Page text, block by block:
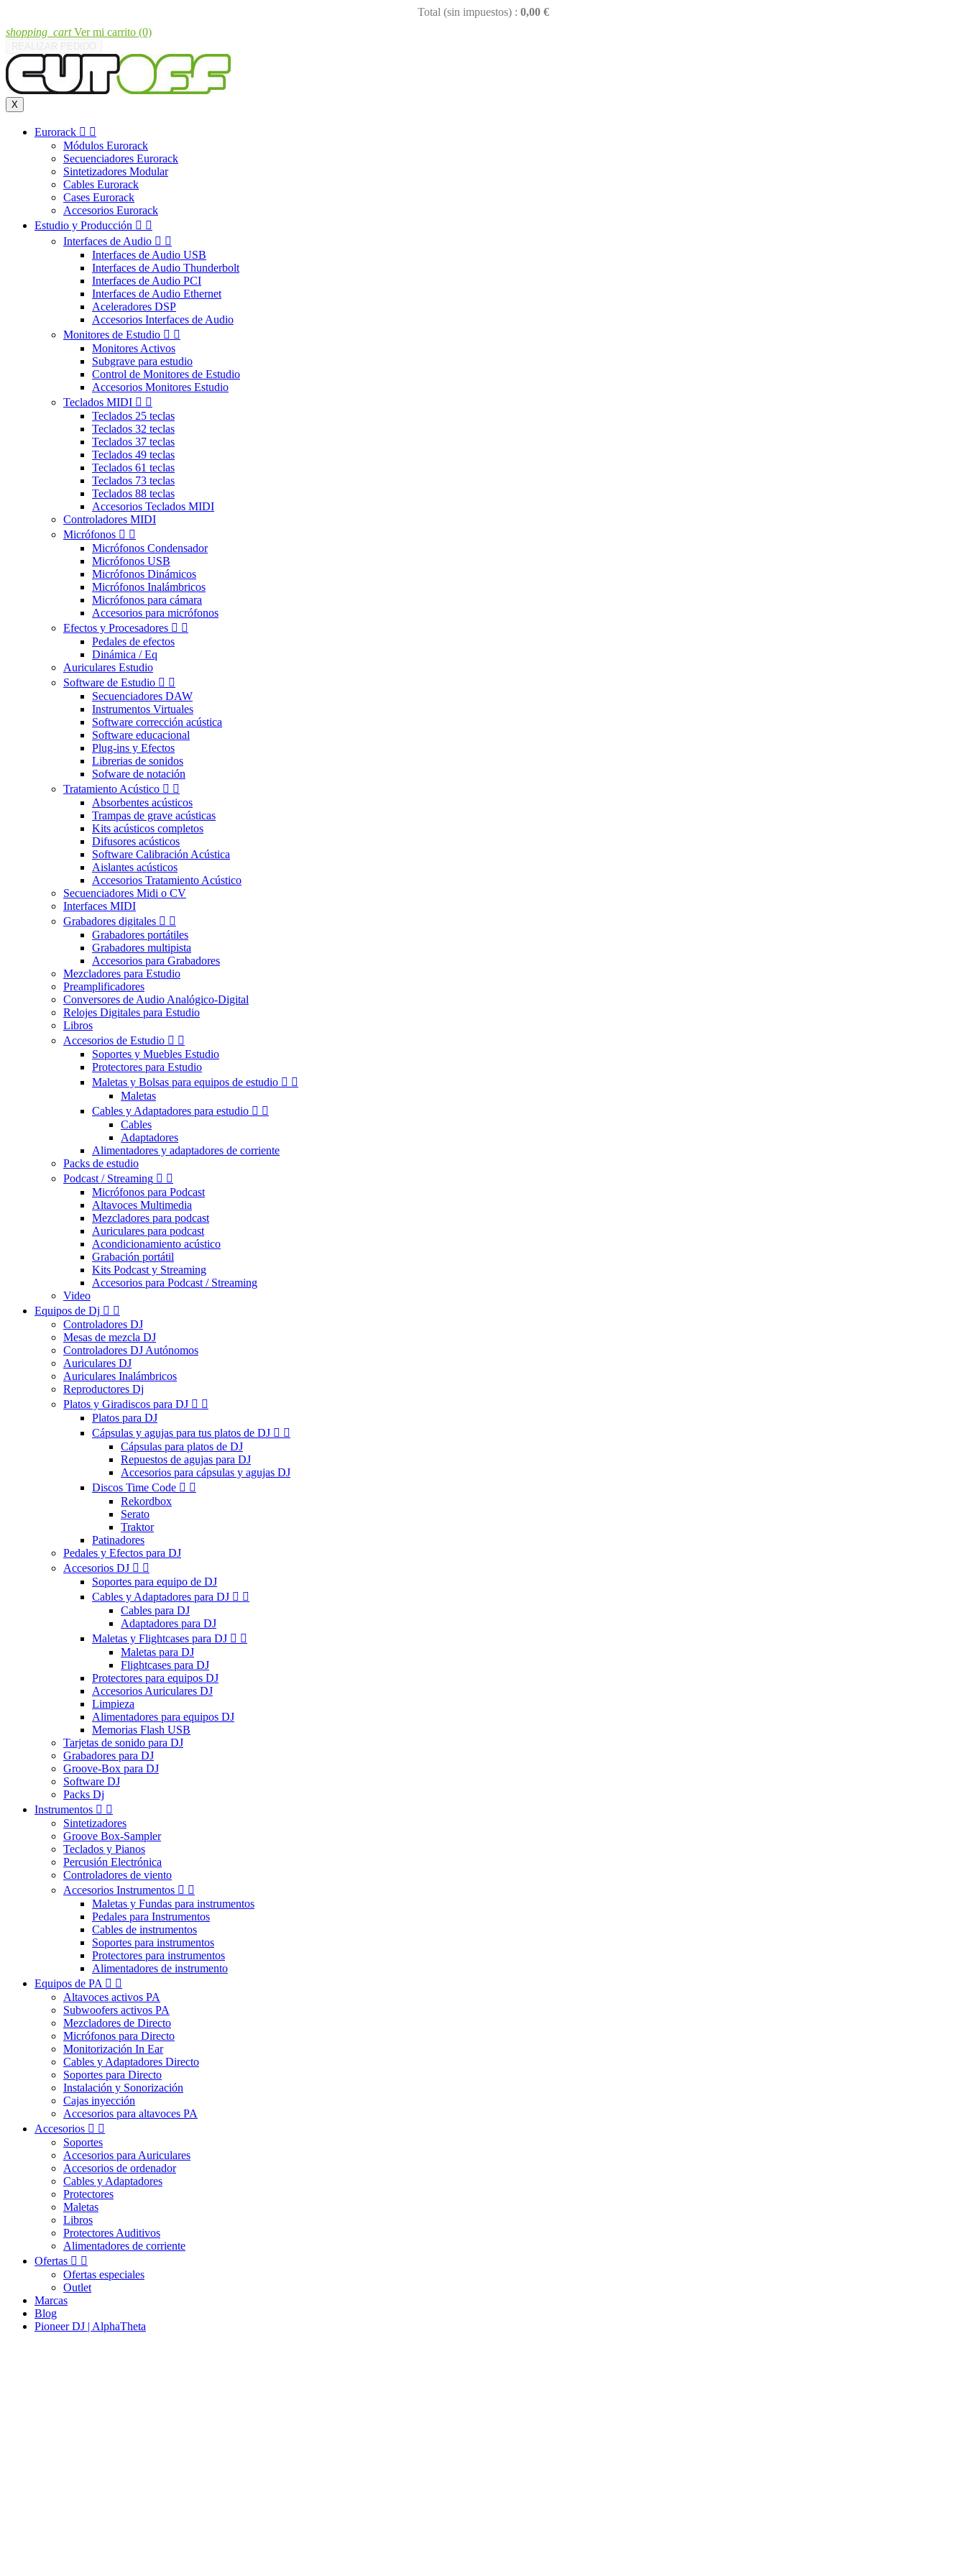
Total (sin impuestos) : 0,00 €
shopping_cart Ver mi carrito (0)
X
Eurorack  
Módulos Eurorack
Secuenciadores Eurorack
Sintetizadores Modular
Cables Eurorack
Cases Eurorack
Accesorios Eurorack
Estudio y Producción  
Interfaces de Audio  
Interfaces de Audio USB
Interfaces de Audio Thunderbolt
Interfaces de Audio PCI
Interfaces de Audio Ethernet
Aceleradores DSP
Accesorios Interfaces de Audio
Monitores de Estudio  
Monitores Activos
Subgrave para estudio
Control de Monitores de Estudio
Accesorios Monitores Estudio
Teclados MIDI  
Teclados 25 teclas
Teclados 32 teclas
Teclados 37 teclas
Teclados 49 teclas
Teclados 61 teclas
Teclados 73 teclas
Teclados 88 teclas
Accesorios Teclados MIDI
Controladores MIDI
Micrófonos  
Micrófonos Condensador
Micrófonos USB
Micrófonos Dinámicos
Micrófonos Inalámbricos
Micrófonos para cámara
Accesorios para micrófonos
Efectos y Procesadores  
Pedales de efectos
Dinámica / Eq
Auriculares Estudio
Software de Estudio  
Secuenciadores DAW
Instrumentos Virtuales
Software corrección acústica
Software educacional
Plug-ins y Efectos
Librerias de sonidos
Sofware de notación
Tratamiento Acústico  
Absorbentes acústicos
Trampas de grave acústicas
Kits acústicos completos
Difusores acústicos
Software Calibración Acústica
Aislantes acústicos
Accesorios Tratamiento Acústico
Secuenciadores Midi o CV
Interfaces MIDI
Grabadores digitales  
Grabadores portátiles
Grabadores multipista
Accesorios para Grabadores
Mezcladores para Estudio
Preamplificadores
Conversores de Audio Analógico-Digital
Relojes Digitales para Estudio
Libros
Accesorios de Estudio  
Soportes y Muebles Estudio
Protectores para Estudio
Maletas y Bolsas para equipos de estudio  
Maletas
Cables y Adaptadores para estudio  
Cables
Adaptadores
Alimentadores y adaptadores de corriente
Packs de estudio
Podcast / Streaming  
Micrófonos para Podcast
Altavoces Multimedia
Mezcladores para podcast
Auriculares para podcast
Acondicionamiento acústico
Grabación portátil
Kits Podcast y Streaming
Accesorios para Podcast / Streaming
Video
Equipos de Dj  
Controladores DJ
Mesas de mezcla DJ
Controladores DJ Autónomos
Auriculares DJ
Auriculares Inalámbricos
Reproductores Dj
Platos y Giradiscos para DJ  
Platos para DJ
Cápsulas y agujas para tus platos de DJ  
Cápsulas para platos de DJ
Repuestos de agujas para DJ
Accesorios para cápsulas y agujas DJ
Discos Time Code  
Rekordbox
Serato
Traktor
Patinadores
Pedales y Efectos para DJ
Accesorios DJ  
Soportes para equipo de DJ
Cables y Adaptadores para DJ  
Cables para DJ
Adaptadores para DJ
Maletas y Flightcases para DJ  
Maletas para DJ
Flightcases para DJ
Protectores para equipos DJ
Accesorios Auriculares DJ
Limpieza
Alimentadores para equipos DJ
Memorias Flash USB
Tarjetas de sonido para DJ
Grabadores para DJ
Groove-Box para DJ
Software DJ
Packs Dj
Instrumentos  
Sintetizadores
Groove Box-Sampler
Teclados y Pianos
Percusión Electrónica
Controladores de viento
Accesorios Instrumentos  
Maletas y Fundas para instrumentos
Pedales para Instrumentos
Cables de instrumentos
Soportes para instrumentos
Protectores para instrumentos
Alimentadores de instrumento
Equipos de PA  
Altavoces activos PA
Subwoofers activos PA
Mezcladores de Directo
Micrófonos para Directo
Monitorización In Ear
Cables y Adaptadores Directo
Soportes para Directo
Instalación y Sonorización
Cajas inyección
Accesorios para altavoces PA
Accesorios  
Soportes
Accesorios para Auriculares
Accesorios de ordenador
Cables y Adaptadores
Protectores
Maletas
Libros
Protectores Auditivos
Alimentadores de corriente
Ofertas  
Ofertas especiales
Outlet
Marcas
Blog
Pioneer DJ | AlphaTheta